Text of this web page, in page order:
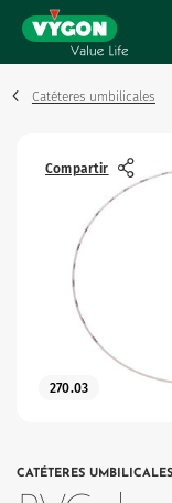
Panel de gestión de
contenido
principal
Catéteres umbilicales
Compartir
270.03
CATÉTERES UMBILICALES